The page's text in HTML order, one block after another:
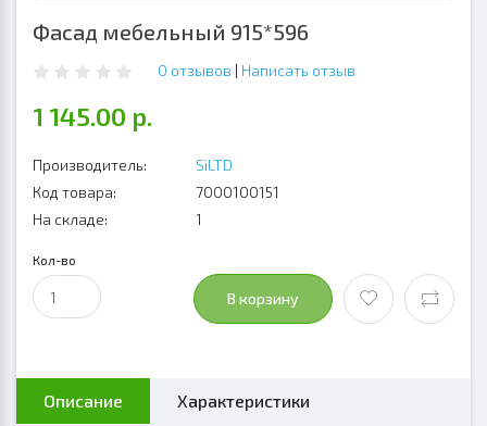
Фасад мебельный 915*596
0 отзывов | Написать отзыв
1 145.00 р.
Производитель:
SiLTD
Код товара:
7000100151
На складе:
1
Кол-во
В корзину
Описание Характеристики